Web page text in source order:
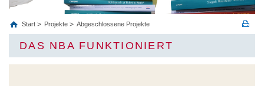
Start Projekte Abgeschlossene Projekte
DAS NBA FUNKTIONIERT